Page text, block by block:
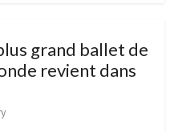
grand ballet de
revient dans